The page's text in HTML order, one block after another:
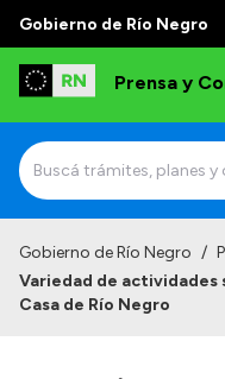
Gobierno de Río Negro
Prensa y
Institucional
Gobierno de Río Negro /
Variedad de actividades
Casa de Río Negro